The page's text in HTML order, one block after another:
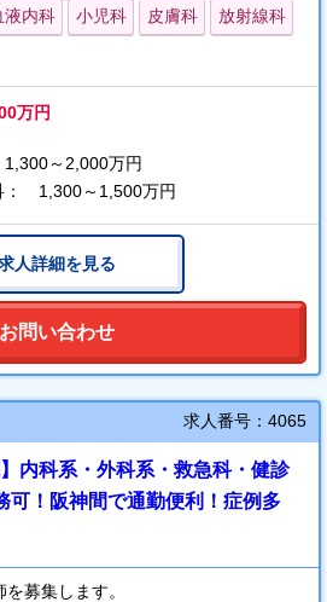
液内科 小児科 皮膚科 放射線科
万円
～2,000万円
： 1,300～1,500万円
人詳細を見る
お問い合わせ
求人番号：4065
内科系・外科系・救急科・健診
可！阪神間で通勤便利！症例多
募集します。